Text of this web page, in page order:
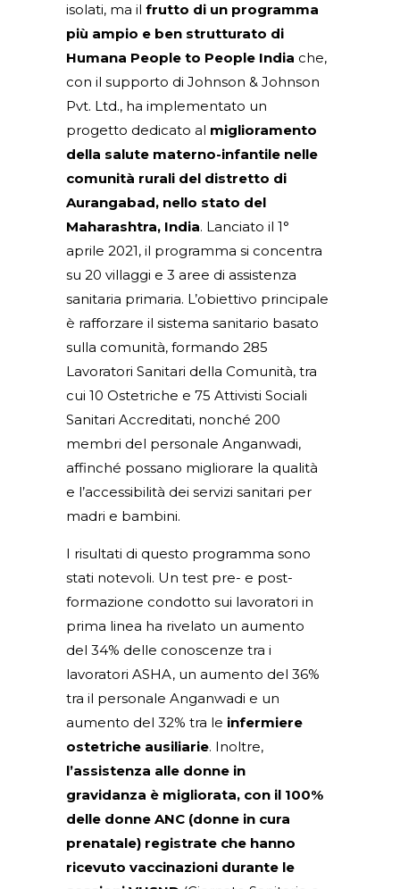
isolati, ma il frutto di un programma
più ampio e ben strutturato di
Humana People to People India che,
con il supporto di Johnson & Johnson
Pvt. Ltd., ha implementato un
progetto dedicato al miglioramento
della salute materno-infantile nelle
comunità rurali del distretto di
Aurangabad, nello stato del
Maharashtra, India. Lanciato il 1°
aprile 2021, il programma si concentra
su 20 villaggi e 3 aree di assistenza
sanitaria primaria. L’obiettivo principale
è rafforzare il sistema sanitario basato
sulla comunità, formando 285
Lavoratori Sanitari della Comunità, tra
cui 10 Ostetriche e 75 Attivisti Sociali
Sanitari Accreditati, nonché 200
membri del personale Anganwadi,
affinché possano migliorare la qualità
e l’accessibilità dei servizi sanitari per
madri e bambini.
I risultati di questo programma sono
stati notevoli. Un test pre- e post-
formazione condotto sui lavoratori in
prima linea ha rivelato un aumento
del 34% delle conoscenze tra i
lavoratori ASHA, un aumento del 36%
tra il personale Anganwadi e un
aumento del 32% tra le infermiere
ostetriche ausiliarie. Inoltre,
l’assistenza alle donne in
gravidanza è migliorata, con il 100%
delle donne ANC (donne in cura
prenatale) registrate che hanno
ricevuto vaccinazioni durante le